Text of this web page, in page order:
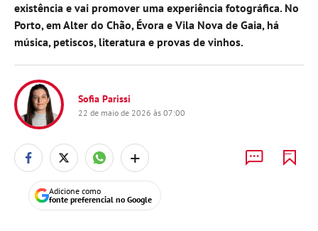
existência e vai promover uma experiência fotográfica. No
Porto, em Alter do Chão, Évora e Vila Nova de Gaia, há
música, petiscos, literatura e provas de vinhos.
Sofia Parissi
22 de maio de 2026 às 07:00
+
Adicione como
fonte preferencial no Google